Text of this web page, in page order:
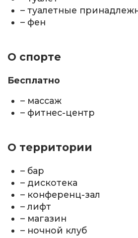
– туалетные
– фен
О спорте
Бесплатно
– массаж
– фитнес-центр
О территории
– бар
– дискотека
– конференц-зал
– лифт
– магазин
– ночной клуб